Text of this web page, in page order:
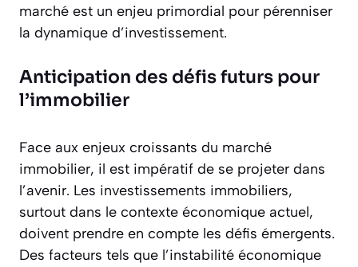
marché est un enjeu primordial pour pérenniser
la dynamique d’investissement.
Anticipation des défis futurs pour
l’immobilier
Face aux enjeux croissants du marché
immobilier, il est impératif de se projeter dans
l’avenir. Les investissements immobiliers,
surtout dans le contexte économique actuel,
doivent prendre en compte les défis émergents.
Des facteurs tels que l’instabilité économique